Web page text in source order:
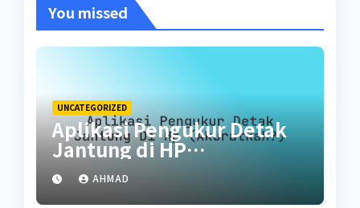
You missed
UNCATEGORIZED
Aplikasi Pengukur Detak
Jantung di HP
(Akuratkah?)
AHMAD